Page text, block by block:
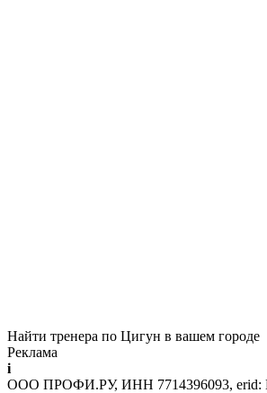
Найти тренера по Цигун в вашем городе
Реклама
i
ООО ПРОФИ.РУ, ИНН 7714396093, erid: